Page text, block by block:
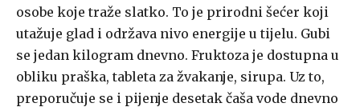
osobe koje traže slatko. To je prirodni šećer koji
utažuje glad i održava nivo energije u tijelu. Gubi
se jedan kilogram dnevno. Fruktoza je dostupna u
obliku praška, tableta za žvakanje, sirupa. Uz to,
preporučuje se i pijenje desetak čaša vode dnevno